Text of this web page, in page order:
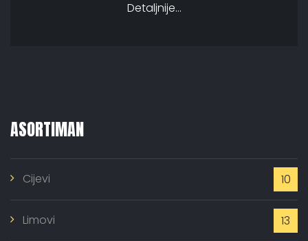
Detaljnije...
ASORTIMAN
Cijevi 10
Limovi 13